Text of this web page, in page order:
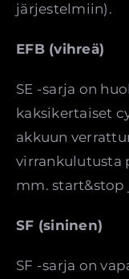
järjestelmiin).
EFB (vihreä)
SE -sarja on
kaksikertaiset
akkuun
virrankulutusta
mm.
SF (sininen)
SF -sarja on